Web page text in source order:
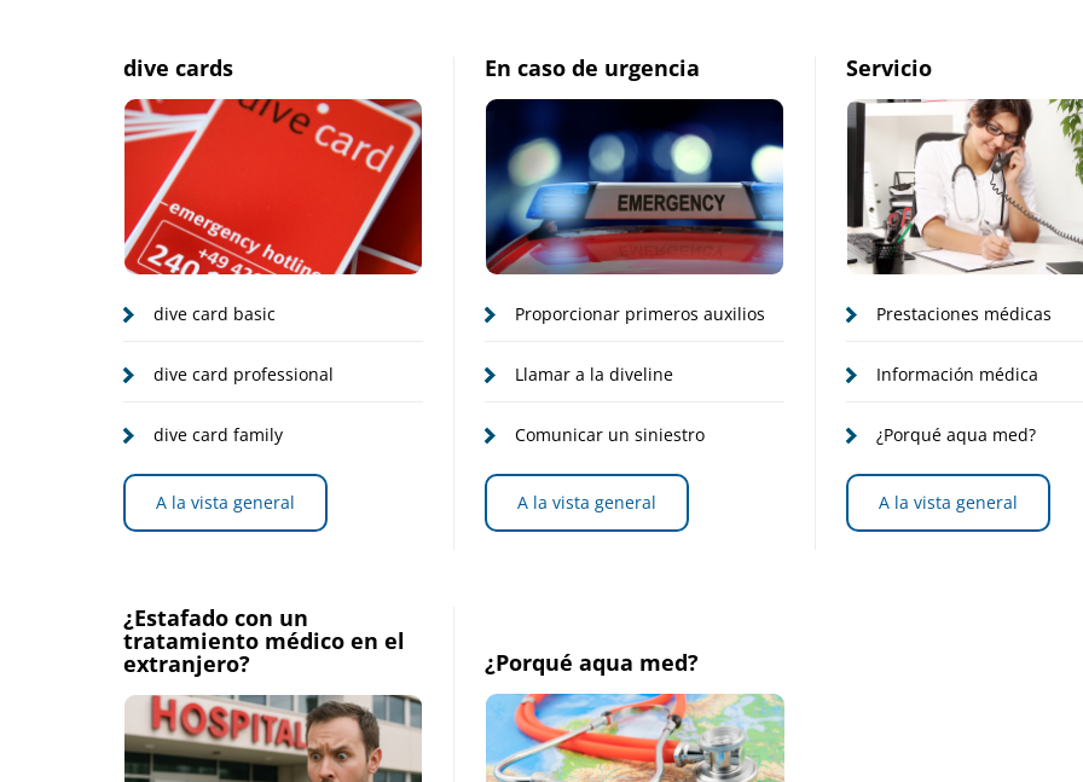
aqua
med
Servicios
médicos
de
emergencia
para
buceo
y
dive cards
dive card basic
dive card professional
dive card family
A la vista general
En caso de urgencia
Proporcionar primeros auxilios
Llamar a la diveline
Comunicar un siniestro
A la vista general
Servicio
Prestaciones médicas
Información médica
¿Porqué aqua med?
A la vista general
¿Estafado con un
tratamiento médico en el
extranjero? ¿Porqué aqua med?